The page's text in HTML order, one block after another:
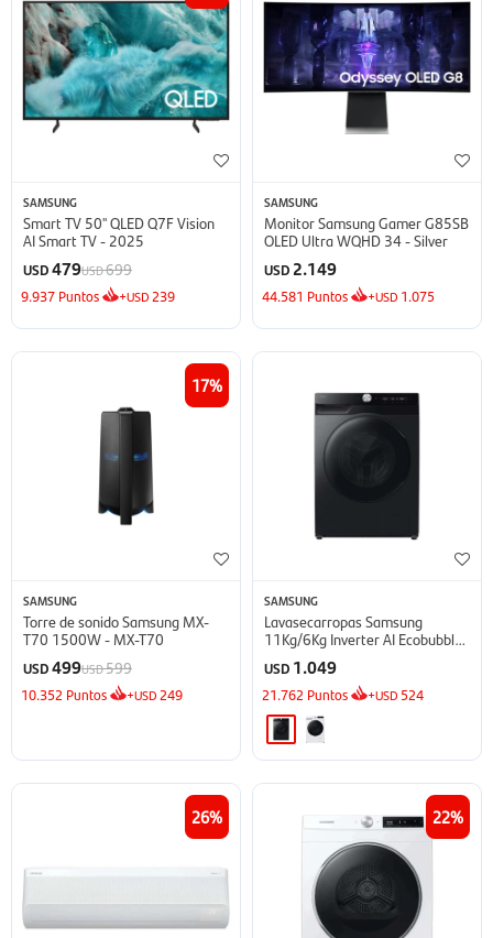
SAMSUNG
Smart TV 50'' QLED Q7F Vision
AI Smart TV - 2025
USD479USD699
9.937 Puntos +USD 239
SAMSUNG
Monitor Samsung Gamer G85SB
OLED Ultra WQHD 34 - Silver
USD 2.149
44.581 Puntos +USD 1.075
17
SAMSUNG
Torre de sonido Samsung MX-
T70 1500W - MX-T70
USD499USD599
10.352 Puntos +USD 249
SAMSUNG
Lavasecarropas Samsung
11Kg/6Kg Inverter AI Ecobubble
- Inox
USD 1.049
21.762 Puntos +USD 524
26 22